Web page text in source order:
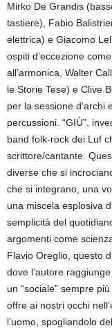
Mirko De Grandis
tastiere), Fabio
elettrica) e Giacomo
ospiti d’eccezione
all’armonica, Walter
le Storie Tese) e Clive
per la sessione d’archi
percussioni. “GIÙ”,
band folk-rock dei Luf
scrittore/cantante.
diverse che si
che si integrano, una
una miscela esplosiva
semplicità del
argomenti come
Flavio Oreglio, questo
dove l’autore
un “sociale” sempre
offre ai nostri occhi
l’uomo, spogliandolo